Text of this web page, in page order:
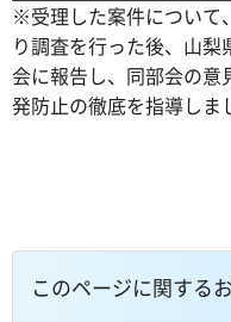
※受理した案件について
り調査を行った後、山
会に報告し、同部会の
発防止の徹底を指導しま
このページに関する